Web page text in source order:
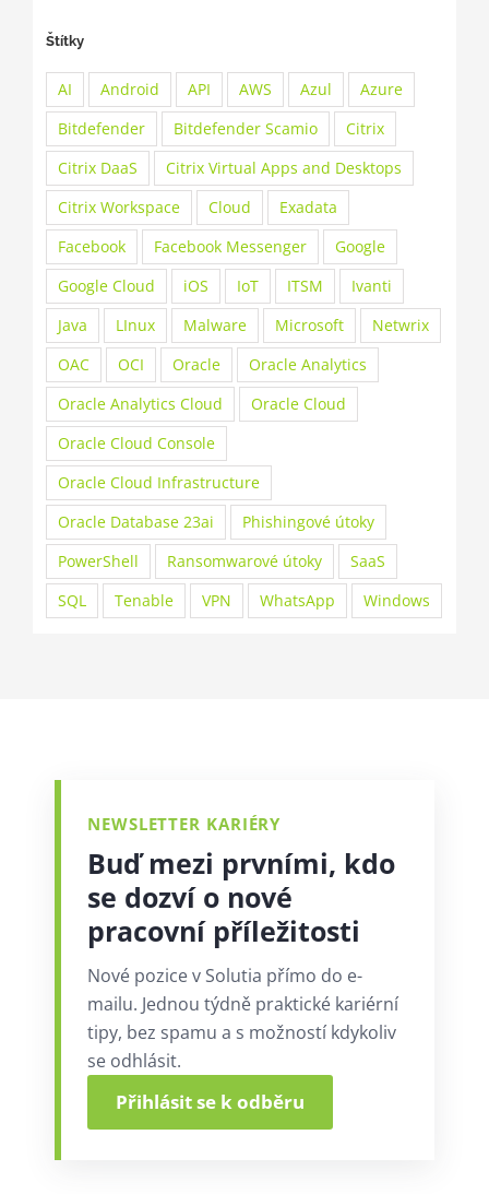
Štítky
AI Android API AWS Azul
Azure
Bitdefender
Bitdefender Scamio
Citrix
Citrix DaaS
Citrix Virtual Apps and Desktops
Citrix Workspace
Cloud
Exadata
Facebook
Facebook Messenger
Google
Google Cloud
iOS IoT ITSM
Ivanti
Java
LInux Malware Microsoft
Netwrix
OAC
OCI Oracle
Oracle Analytics
Oracle Analytics Cloud
Oracle Cloud
Oracle Cloud Console
Oracle Cloud Infrastructure
Oracle Database 23ai
Phishingové útoky
PowerShell
Ransomwarové útoky
SaaS
SQL
Tenable VPN WhatsApp Windows
NEWSLETTER KARIÉRY
Buď mezi prvními, kdo
se dozví o nové
pracovní příležitosti
Nové pozice v Solutia přímo do e-
mailu. Jednou týdně praktické kariérní
tipy, bez spamu a s možností kdykoliv
se odhlásit.
Přihlásit se k odběru